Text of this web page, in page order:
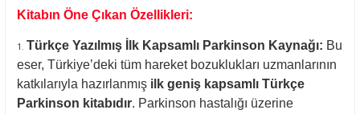
Kitabın Öne Çıkan Özellikleri:
Türkçe Yazılmış İlk Kapsamlı Parkinson Kaynağı: Bu
eser, Türkiye’deki tüm hareket bozuklukları uzmanlarının
katkılarıyla hazırlanmış ilk geniş kapsamlı Türkçe
Parkinson kitabıdır. Parkinson hastalığı üzerine